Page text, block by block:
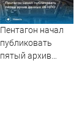
Пентагон начал
публиковать
пятый архив